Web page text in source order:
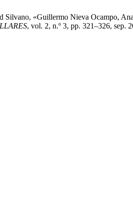
Silvano, «Guillermo Nieva Ocampo,
, vol. 2, n.º 3, pp. 321–326, sep.